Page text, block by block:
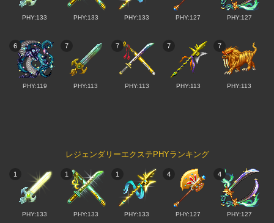
PHY:133 PHY:133 PHY:133 PHY:127 PHY:127
6
PHY:119
7
PHY:113
7
PHY:113
7
PHY:113
7
PHY:113
レジェンダリーエクステPHYランキング
1
PHY:133
1
PHY:133
1
PHY:133
4
PHY:127
4
PHY:127